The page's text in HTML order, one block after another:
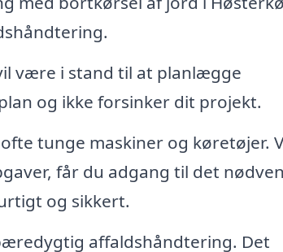
være i stand til at planlægge
og ikke forsinker dit projekt.
tunge maskiner og køretøjer.
får du adgang til det
og sikkert.
affaldshåndtering. Det